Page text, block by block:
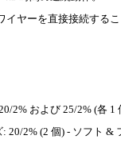
イヤーを直接接続する
2% および 25/2% (各 1
20/2% (2 個) - ソフト &